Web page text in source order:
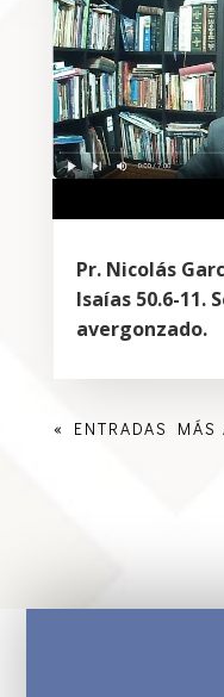
Pr. Nicolás
Isaías 50.6-11.
avergonzado.
« ENTRADAS MÁS